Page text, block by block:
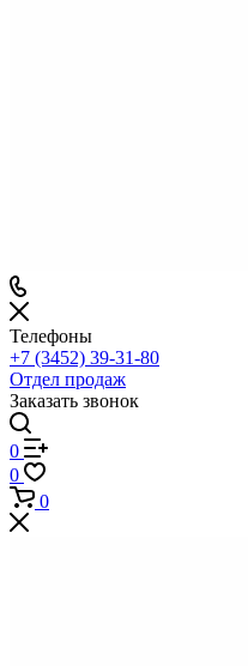
Телефоны
+7 (3452) 39-31-80
Отдел продаж
Заказать звонок
0
0
0